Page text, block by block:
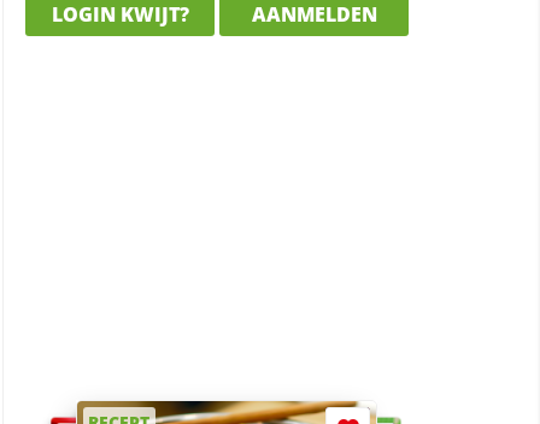
LOGIN KWIJT? AANMELDEN